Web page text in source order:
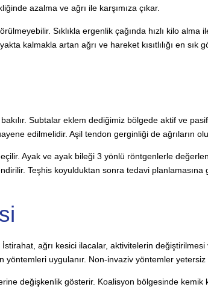
azalma ve ağrı ile karşımıza çıkar.
Sıklıkla ergenlik çağında hızlı kilo alma
kalmakla artan ağrı ve hareket kısıtlılığı en sık
Subtalar eklem dediğimiz bölgede aktif ve
edilmelidir. Aşil tendon gerginliği de ağrıların
Ayak ve ayak bileği 3 yönlü röntgenlerle
Teşhis koyulduktan sonra tedavi planlamasına
ağrı kesici ilacalar, aktivitelerin
uygulanır. Non-invaziv yöntemler yetersiz
değişkenlik gösterir. Koalisyon bölgesinde